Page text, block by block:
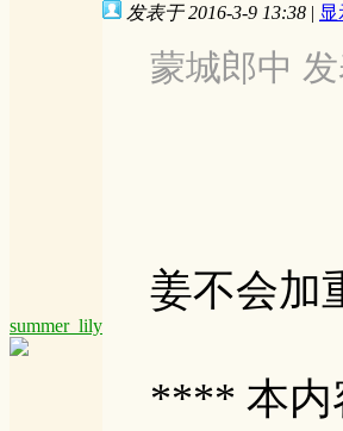
summer_lily
发表于 2016-3-9 13:38 |
蒙城郎中 发
姜不会加
**** 本内